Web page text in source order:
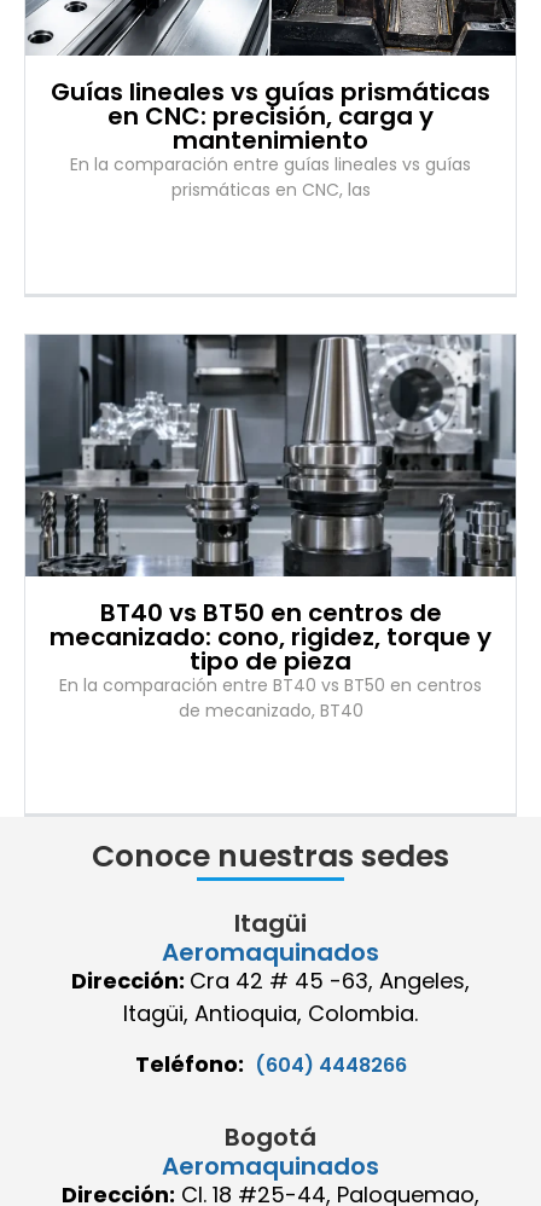
Guías lineales vs guías prismáticas
en CNC: precisión, carga y
mantenimiento
En la comparación entre guías lineales vs guías
prismáticas en CNC, las
BT40 vs BT50 en centros de
mecanizado: cono, rigidez, torque y
tipo de pieza
En la comparación entre BT40 vs BT50 en centros
de mecanizado, BT40
Conoce nuestras sedes
Itagüi
Aeromaquinados
Dirección: Cra 42 # 45 -63, Angeles,
Itagüi, Antioquia, Colombia.
Teléfono: (604) 4448266
Bogotá
Aeromaquinados
Dirección: Cl. 18 #25-44, Paloquemao,